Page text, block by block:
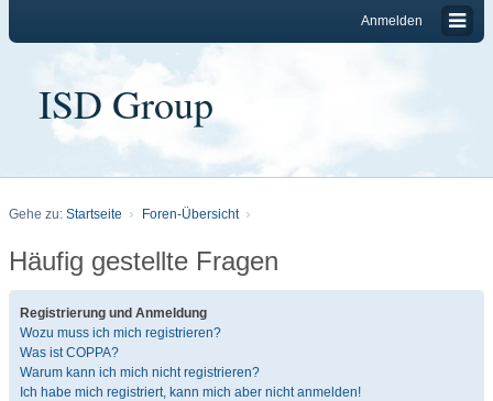
Anmelden
ISD Group
Gehe zu: Startseite Foren-Übersicht
Häufig gestellte Fragen
Registrierung und Anmeldung
Wozu muss ich mich registrieren?
Was ist COPPA?
Warum kann ich mich nicht registrieren?
Ich habe mich registriert, kann mich aber nicht anmelden!